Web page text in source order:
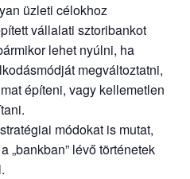
üzleti célokhoz
vállalati sztoribankot
lehet nyúlni, ha
megváltoztatni,
építeni, vagy kellemetlen
módokat is mutat,
„bankban” lévő történetek